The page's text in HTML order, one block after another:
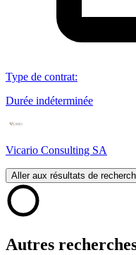
Type de contrat:
Durée indéterminée
Vicario Consulting SA
Aller aux résultats de
Autres